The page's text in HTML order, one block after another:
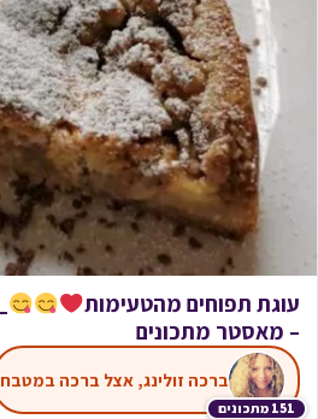
עוגת תפוחים מהטעימות
– מאסטר מתכונים
151 מתכונים
ברכה זולינג, אצל ברכה במטבח